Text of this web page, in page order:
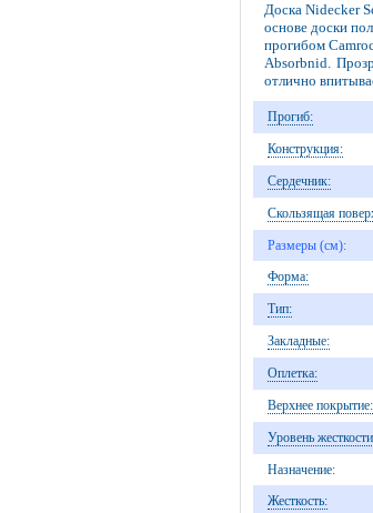
Доска Nidecker
основе доски
прогибом
Absorbnid.
отлично
Прогиб:
Конструкция:
Сердечник:
Скользящая
Размеры (см):
Форма:
Тип:
Закладные:
Оплетка:
Верхнее покрытие:
Уровень
Назначение:
Жесткость: